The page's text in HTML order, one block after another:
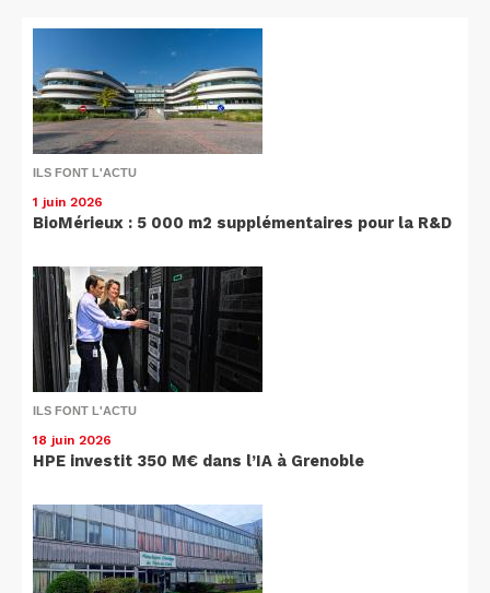
ILS FONT L'ACTU
1 juin 2026
BioMérieux : 5 000 m2 supplémentaires pour la R&D
ILS FONT L'ACTU
18 juin 2026
HPE investit 350 M€ dans l’IA à Grenoble